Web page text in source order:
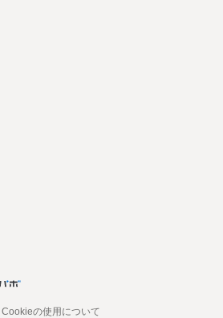
Cookieの使用について